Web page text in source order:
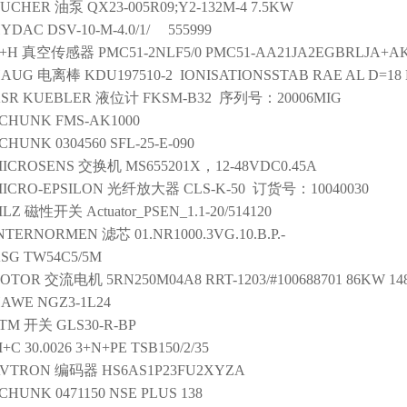
油泵 QX23-005R09;Y2-132M-4 7.5KW
DSV-10-M-4.0/1/ 555999
真空传感器 PMC51-2NLF5/0 PMC51-
电离棒 KDU197510-2 IONISATIONSSTAB RAE AL D=18
KUEBLER 液位计 FKSM-B32 序列号：20006MIG
FMS-AK1000
0304560 SFL-25-E-090
交换机 MS655201X，12-48VDC0.45A
EPSILON 光纤放大器 CLS-K-50 订货号：10040030
磁性开关 Actuator_PSEN_1.1-20/514120
滤芯 01.NR1000.3VG.10.B.P.-
TW54C5/5M
交流电机 5RN250M04A8 RRT-1203/#100688701 86KW
NGZ3-1L24
开关 GLS30-R-BP
30.0026 3+N+PE TSB150/2/35
编码器 HS6AS1P23FU2XYZA
0471150 NSE PLUS 138